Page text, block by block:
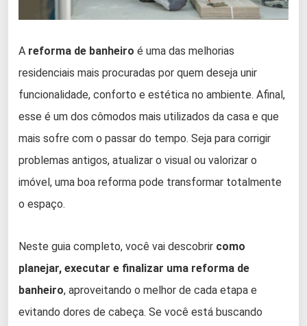
A reforma de banheiro é uma das melhorias
residenciais mais procuradas por quem deseja unir
funcionalidade, conforto e estética no ambiente. Afinal,
esse é um dos cômodos mais utilizados da casa e que
mais sofre com o passar do tempo. Seja para corrigir
problemas antigos, atualizar o visual ou valorizar o
imóvel, uma boa reforma pode transformar totalmente
o espaço.
Neste guia completo, você vai descobrir como
planejar, executar e finalizar uma reforma de
banheiro, aproveitando o melhor de cada etapa e
evitando dores de cabeça. Se você está buscando